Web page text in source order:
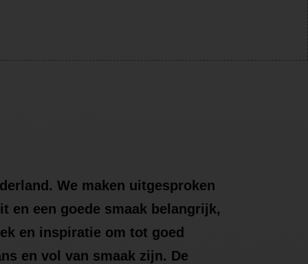
We maken uitgesproken
en een goede smaak belangrijk,
en inspiratie om tot goed
en vol van smaak zijn. De